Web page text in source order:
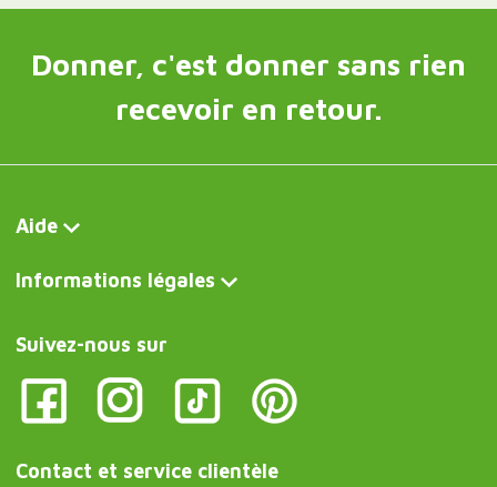
Donner, c'est donner sans rien
recevoir en retour.
Aide
Informations légales
Suivez-nous sur
Contact et service clientèle